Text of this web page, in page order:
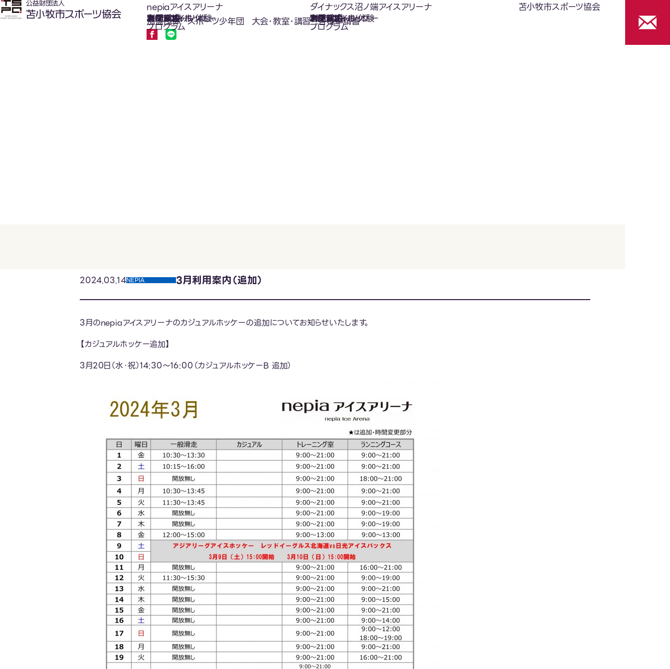
nepiaアイスアリーナ
氷上スポーツ体験
プログラム
お知らせ
スケジュール
フロアガイド
利用案内
利用料金
カジュアルホッケー
アクセス
ダイナックス沼ノ端アイスアリーナ
氷上スポーツ体験
プログラム
お知らせ
スケジュール
フロアガイド
利用案内
利用料金
カジュアルホッケー
アクセス
苫小牧市スポーツ協会
加盟団体 スポーツ少年団 大会･教室･講習 各種申請書
3月利用案内（追加）
2024.03.14NEPIA
3月のnepiaアイスアリーナのカジュアルホッケーの追加についてお知らせいたします。
【カジュアルホッケー追加】
3月20日（水・祝）14:30～16:00（カジュアルホッケーB 追加）